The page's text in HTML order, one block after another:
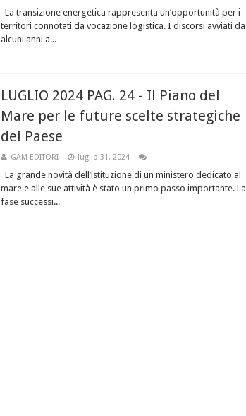
La transizione energetica rappresenta un’opportunità per i
territori connotati da vocazione logistica. I discorsi avviati da
alcuni anni a...
LUGLIO 2024 PAG. 24 - Il Piano del
Mare per le future scelte strategiche
del Paese
GAM EDITORI luglio 31, 2024
La grande novità dell’istituzione di un ministero dedicato al
mare e alle sue attività è stato un primo passo importante. La
fase successi...